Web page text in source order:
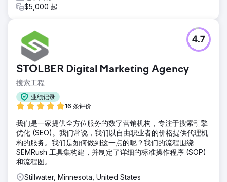
$5,000 起
STOLBER Digital Marketing Agency
搜索工程
业绩记录
16 条评价
4.7
我们是一家提供全方位服务的数字营销机构，专注于搜索引擎
优化 (SEO)。我们常说，我们以自由职业者的价格提供代理机
构的服务。我们是如何做到这一点的呢？我们的流程围绕
SEMRush 工具集构建，并制定了详细的标准操作程序 (SOP)
和流程图。
Stillwater, Minnesota, United States